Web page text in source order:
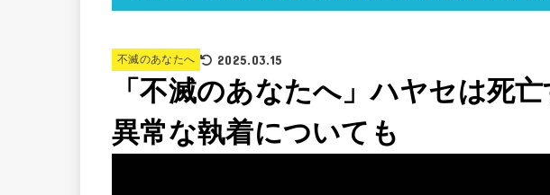
不滅のあなたへ 2025.03.15
「不滅のあなたへ」ハヤセは死
異常な執着についても